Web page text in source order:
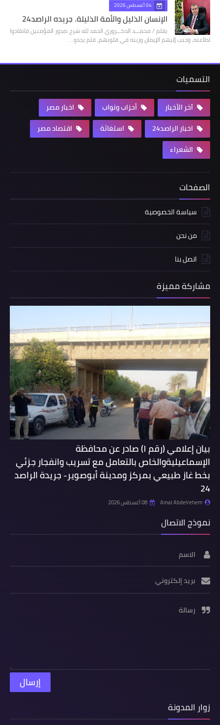
04 أغسطس 2026
الإنسان الذليل والأمة الذليلة. جريده الراصد24
بقلم / محمـــد الدكـــروري الحمد لله شرح صدور المؤمنين فانقادوا
لطاعته، وحبب إليهم الإيمان وزينه في قلوبهم، فلم يجدو…
التسميات
آخر الأخبار أحزاب ونواب
اخبار مصر
اخبار الراصد24
استغاثة
اقتصاد مصر
الشعراء
الصفحات
سياسة الخصوصية
من نحن
اتصل بنا
مشاركة مميزة
بيان إعلامي (رقم ١) صادر عن محافظة
الإسماعيليةوالخاص بالتعامل مع تسريب وانفجار جزئي
بخط غاز طبيعي بمركز ومدينة أبوصوير- جريدة الراصد
24
Amal Abdelrehem 08 أغسطس 2026
نموذج الاتصال
الاسم
بريد إلكتروني
رسالة
زوار المدونة